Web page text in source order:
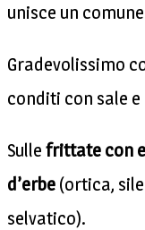
unisce un
Gradevolissimo
conditi con sale e
Sulle frittate con
d’erbe (ortica,
selvatico).